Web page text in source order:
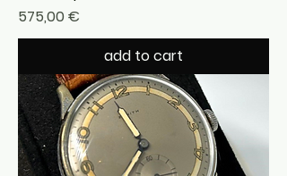
Precio
575,00 €
add to cart